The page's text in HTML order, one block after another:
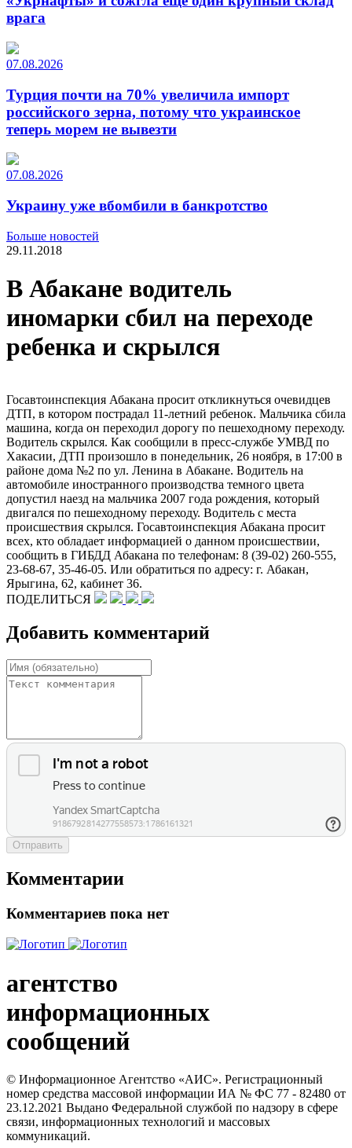
врага
07.08.2026
Турция почти на 70% увеличила импорт
российского зерна, потому что украинское
теперь морем не вывезти
07.08.2026
Украину уже вбомбили в банкротство
Больше новостей
29.11.2018
В Абакане водитель
иномарки сбил на переходе
ребенка и скрылся
Госавтоинспекция Абакана просит откликнуться очевидцев
ДТП, в котором пострадал 11-летний ребенок. Мальчика сбила
машина, когда он переходил дорогу по пешеходному переходу.
Водитель скрылся. Как сообщили в пресс-службе УМВД по
Хакасии, ДТП произошло в понедельник, 26 ноября, в 17:00 в
районе дома №2 по ул. Ленина в Абакане. Водитель на
автомобиле иностранного производства темного цвета
допустил наезд на мальчика 2007 года рождения, который
двигался по пешеходному переходу. Водитель с места
происшествия скрылся. Госавтоинспекция Абакана просит
всех, кто обладает информацией о данном происшествии,
сообщить в ГИБДД Абакана по телефонам: 8 (39-02) 260-555,
23-68-67, 35-46-05. Или обратиться по адресу: г. Абакан,
Ярыгина, 62, кабинет 36.
ПОДЕЛИТЬСЯ
Добавить комментарий
Отправить
Комментарии
Комментариев пока нет
агентство
информационных
сообщений
© Информационное Агентство «АИС». Регистрационный
номер средства массовой информации ИА № ФС 77 - 82480 от
23.12.2021 Выдано Федеральной службой по надзору в сфере
связи, информационных технологий и массовых
коммуникаций.